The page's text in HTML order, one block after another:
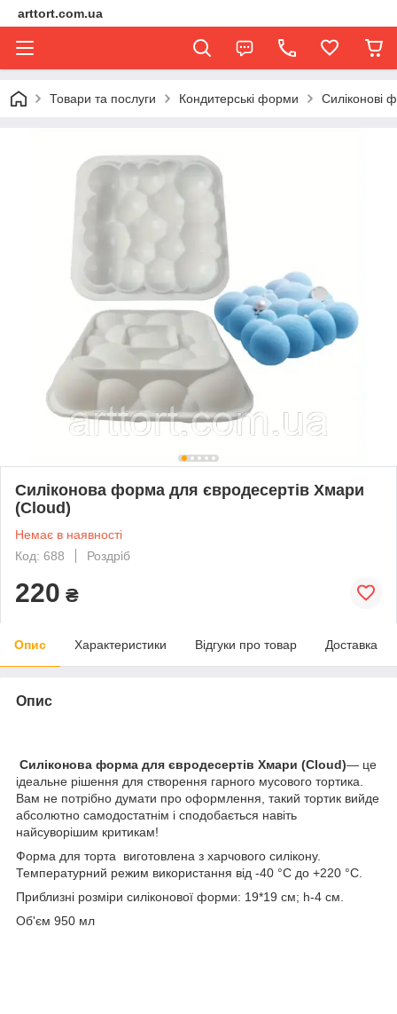
arttort.com.ua
Товари та послуги Кондитерські форми Силіконові
Силіконова форма для євродесертів Хмари
(Cloud)
Немає в наявності
Код: 688
Роздріб
220 ₴
Опис Характеристики Відгуки про товар Доставка
Опис
Силіконова форма для євродесертів Хмари (Cloud)— це
ідеальне рішення для створення гарного мусового тортика.
Вам не потрібно думати про оформлення, такий тортик вийде
абсолютно самодостатнім і сподобається навіть
найсуворішим критикам!
Форма для торта виготовлена з харчового силікону.
Температурний режим використання від -40 °C до +220 °C.
Приблизні розміри силіконової форми: 19*19 см; h-4 см.
Об'єм 950 мл